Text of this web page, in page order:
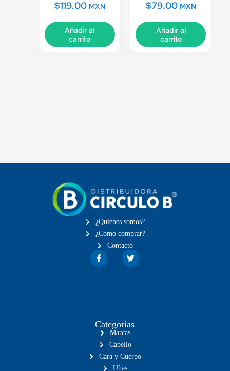
$119.00 MXN
Añadir al
carrito
$79.00 MXN
Añadir al
carrito
¿Quiénes somos?
¿Cómo comprar?
Contacto
Categorías
Marcas
Cabello
Cara y Cuerpo
Uñas